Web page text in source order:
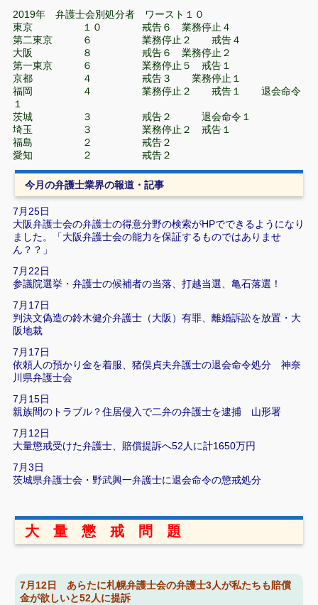
2019年 弁護士会別処分者 ワースト１０
東京 １０ 戒告６ 業務停止４
第二東京 ６ 業務停止２ 戒告４
大阪 ８ 戒告６ 業務停止２
第一東京 ６ 業務停止５ 戒告１
京都 ４ 戒告３ 業務停止１
福岡 ４ 業務停止２ 戒告１ 退会命令
１
茨城 ３ 戒告２ 退会命令１
埼玉 ３ 業務停止２ 戒告１
福島 ２ 戒告２
愛知 ２ 戒告２
今月の弁護士業界の報道・記事
7月25日
大阪弁護士会の弁護士の得意分野の検索がHPでできるようになり
ました。「大阪弁護士会の能力を保証するものではありませ
ん？？」
7月22日
参議院選挙・弁護士の候補者の当落、打越当選、亀石落選！
7月17日
判決文偽造の鈴木健介弁護士（大阪）有罪、離婚訴訟を放置・大
阪地裁
7月17日
依頼人の預かり金を着服、猪俣貞夫弁護士の退会命令処分 神奈
川県弁護士会
7月15日
親族間のトラブル？住居侵入で二弁の弁護士を逮捕 山形署
7月12日
大量懲戒受けた弁護士、賠償提訴へ52人に計1650万円
7月3日
茨城県弁護士会・野武興一弁護士に退会命令の懲戒処分
大 量 懲 戒 問 題
7月12日 あらたに札幌弁護士会の弁護士3人が私たちも賠償
金が欲しいと52人に提訴